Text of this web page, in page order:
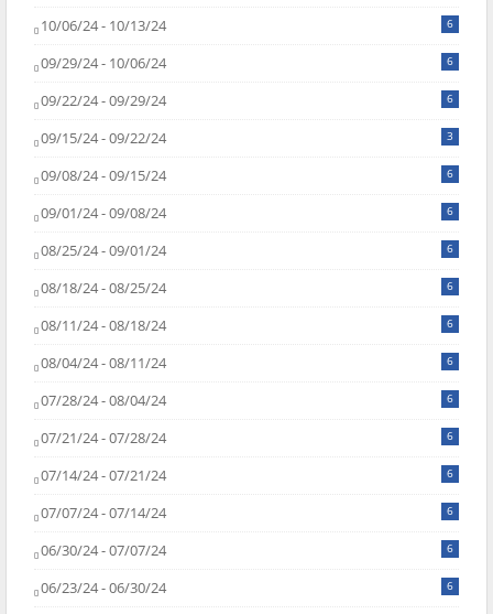
10/06/24 - 10/13/24 6
09/29/24 - 10/06/24 6
09/22/24 - 09/29/24 6
09/15/24 - 09/22/24 3
09/08/24 - 09/15/24 6
09/01/24 - 09/08/24 6
08/25/24 - 09/01/24 6
08/18/24 - 08/25/24 6
08/11/24 - 08/18/24 6
08/04/24 - 08/11/24 6
07/28/24 - 08/04/24 6
07/21/24 - 07/28/24 6
07/14/24 - 07/21/24 6
07/07/24 - 07/14/24 6
06/30/24 - 07/07/24 6
06/23/24 - 06/30/24 6